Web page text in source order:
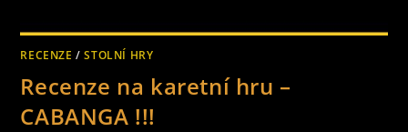
RECENZE /STOLNÍ HRY
Recenze na karetní hru –
CABANGA !!!